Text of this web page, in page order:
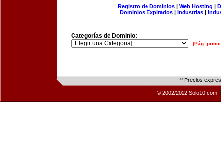
Registro de Dominios| Web Hosting |
Dominios Expirados | Industrias |
Categorías de Dominio:
[Pág.
** Precios
© 2002/2022 Solo10.com